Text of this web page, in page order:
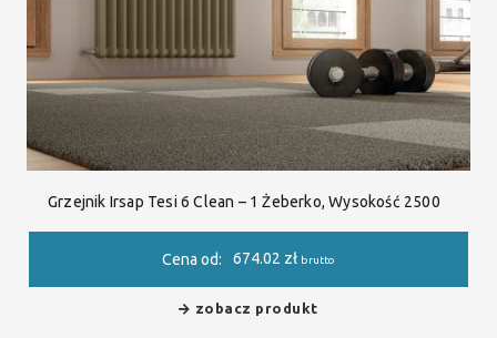
Grzejnik Irsap Tesi 6 Clean – 1 Żeberko, Wysokość 2500
Cena od: 674.02 zł brutto
zobacz produkt